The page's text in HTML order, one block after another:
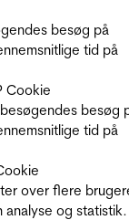
besøg på
tid på
Cookie
besøg
tid på
over flere
analyse og statistik.